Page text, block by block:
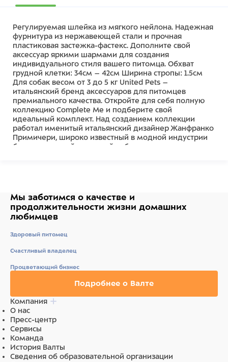
Регулируемая шлейка из мягкого нейлона. Надежная
фурнитура из нержавеющей стали и прочная
пластиковая застежка-фастекс. Дополните свой
аксессуар яркими шармами для создания
индивидуального стиля вашего питомца. Обхват
грудной клетки: 34см – 42см Ширина стропы: 1.5см
Для собак весом от 3 до 5 кг United Pets –
итальянский бренд аксессуаров для питомцев
премиального качества. Откройте для себя полную
коллекцию Complete Me и подберите свой
идеальный комплект. Над созданием коллекции
работал именитый итальянский дизайнер Жанфранко
Примичери, широко известный в модной индустрии
благодаря своей успешной работе с такими модными
100% Полиэстер
Мы заботимся о качестве и
продолжительности жизни домашних
любимцев
Здоровый питомец
Счастливый владелец
Процветающий бизнес
Подробнее о Валте
Компания
О нас
Пресс-центр
Сервисы
Команда
История Валты
Сведения об образовательной организации